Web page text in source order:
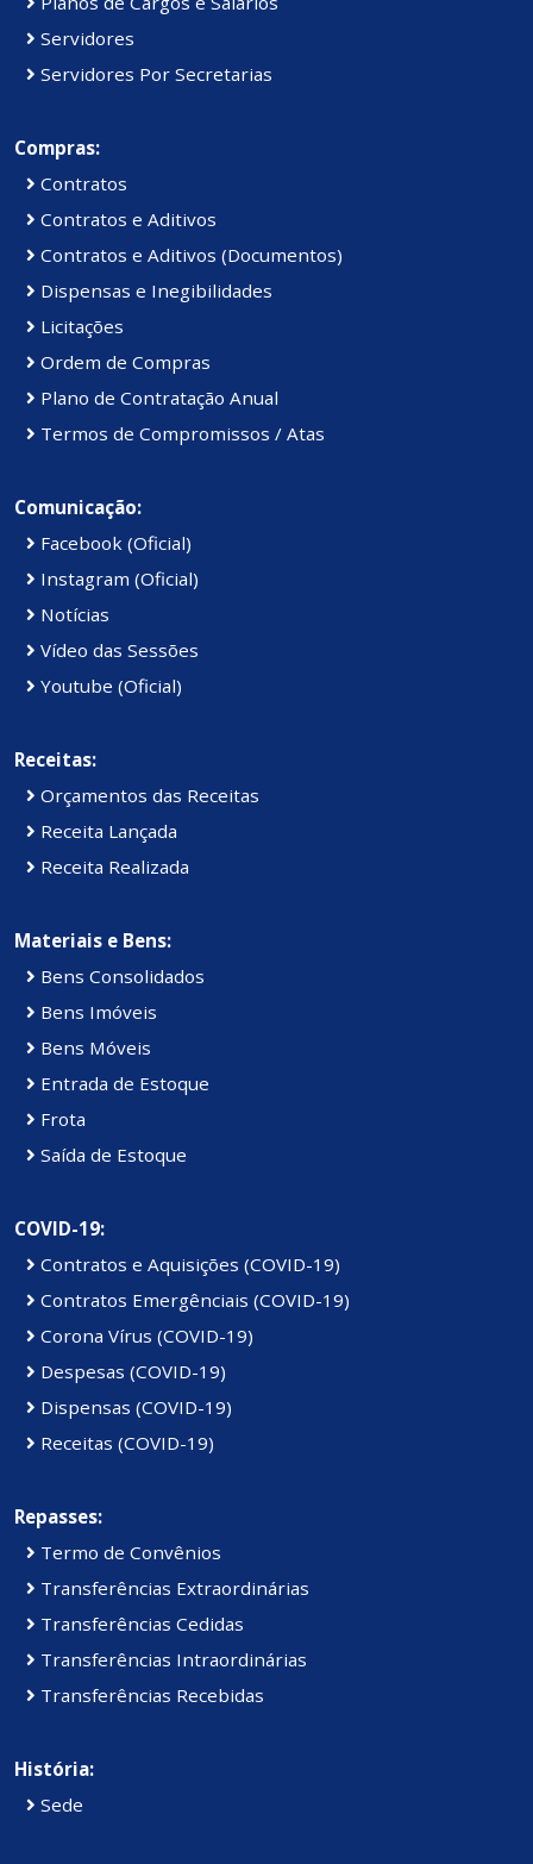
Servidores
Servidores Por Secretarias
Compras:
Contratos
Contratos e Aditivos
Contratos e Aditivos (Documentos)
Dispensas e Inegibilidades
Licitações
Ordem de Compras
Plano de Contratação Anual
Termos de Compromissos / Atas
Comunicação:
Facebook (Oficial)
Instagram (Oficial)
Notícias
Vídeo das Sessões
Youtube (Oficial)
Receitas:
Orçamentos das Receitas
Receita Lançada
Receita Realizada
Materiais e Bens:
Bens Consolidados
Bens Imóveis
Bens Móveis
Entrada de Estoque
Frota
Saída de Estoque
COVID-19:
Contratos e Aquisições (COVID-19)
Contratos Emergênciais (COVID-19)
Corona Vírus (COVID-19)
Despesas (COVID-19)
Dispensas (COVID-19)
Receitas (COVID-19)
Repasses:
Termo de Convênios
Transferências Extraordinárias
Transferências Cedidas
Transferências Intraordinárias
Transferências Recebidas
História:
Sede